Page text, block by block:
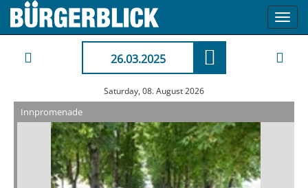
26.03.2025
Saturday, 08. August 2026
Innpromenade